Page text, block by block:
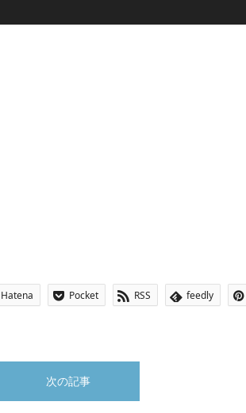
Hatena Pocket RSS feedly
次の記事